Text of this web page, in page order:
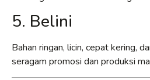
5. Belini
Bahan ringan, licin, cepat kering,
seragam promosi dan produksi